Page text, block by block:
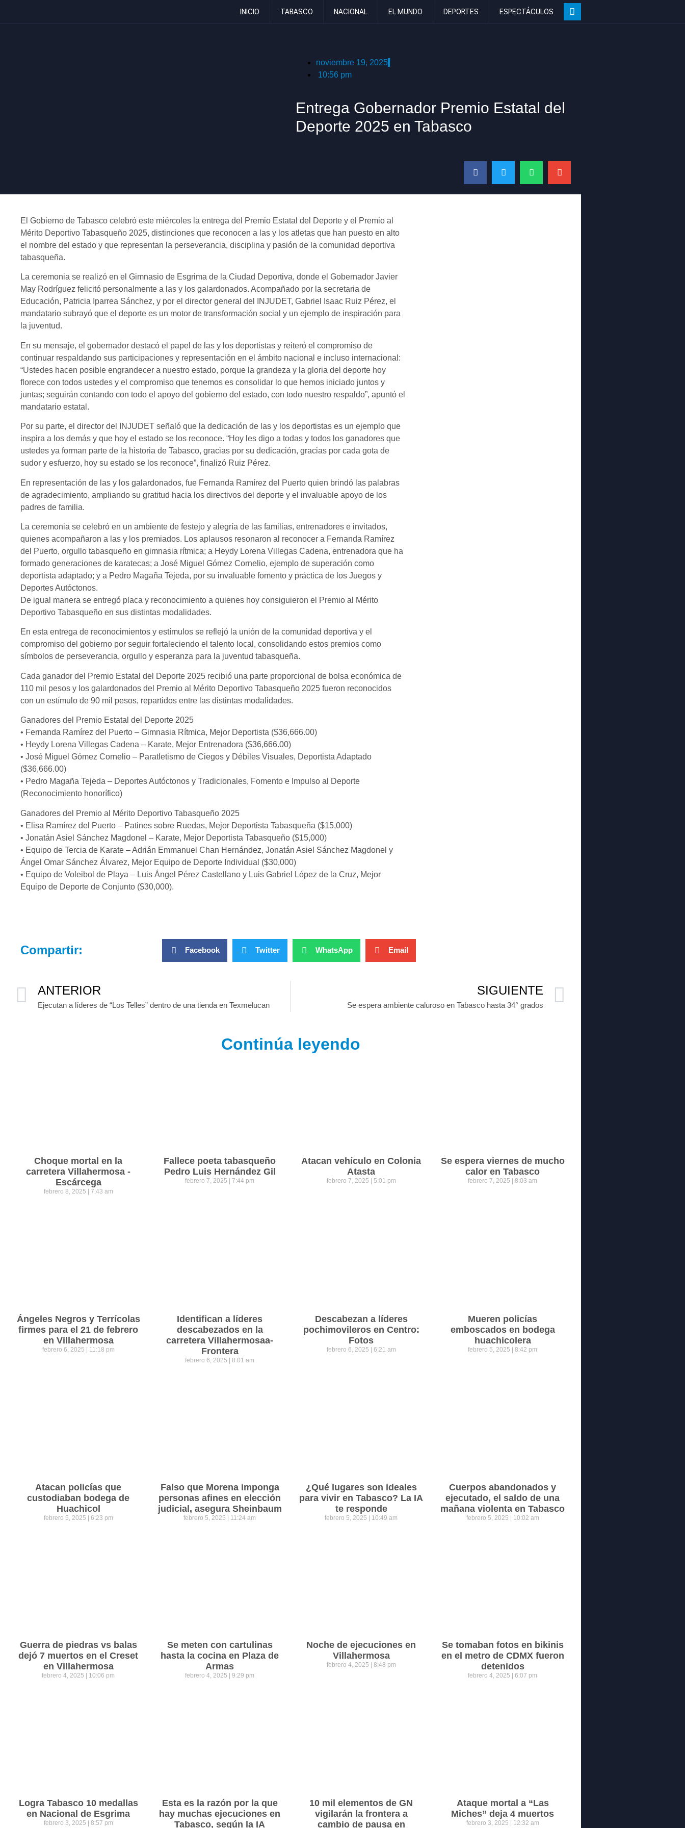
INICIO TABASCO NACIONAL EL MUNDO DEPORTES ESPECTÁCULOS
noviembre 19, 2025
10:56 pm
Entrega Gobernador Premio Estatal del
Deporte 2025 en Tabasco
El Gobierno de Tabasco celebró este miércoles la entrega del Premio Estatal del Deporte y el Premio al
Mérito Deportivo Tabasqueño 2025, distinciones que reconocen a las y los atletas que han puesto en alto
el nombre del estado y que representan la perseverancia, disciplina y pasión de la comunidad deportiva
tabasqueña.
La ceremonia se realizó en el Gimnasio de Esgrima de la Ciudad Deportiva, donde el Gobernador Javier
May Rodríguez felicitó personalmente a las y los galardonados. Acompañado por la secretaria de
Educación, Patricia Iparrea Sánchez, y por el director general del INJUDET, Gabriel Isaac Ruiz Pérez, el
mandatario subrayó que el deporte es un motor de transformación social y un ejemplo de inspiración para
la juventud.
En su mensaje, el gobernador destacó el papel de las y los deportistas y reiteró el compromiso de
continuar respaldando sus participaciones y representación en el ámbito nacional e incluso internacional:
“Ustedes hacen posible engrandecer a nuestro estado, porque la grandeza y la gloria del deporte hoy
florece con todos ustedes y el compromiso que tenemos es consolidar lo que hemos iniciado juntos y
juntas; seguirán contando con todo el apoyo del gobierno del estado, con todo nuestro respaldo”, apuntó el
mandatario estatal.
Por su parte, el director del INJUDET señaló que la dedicación de las y los deportistas es un ejemplo que
inspira a los demás y que hoy el estado se los reconoce. “Hoy les digo a todas y todos los ganadores que
ustedes ya forman parte de la historia de Tabasco, gracias por su dedicación, gracias por cada gota de
sudor y esfuerzo, hoy su estado se los reconoce”, finalizó Ruiz Pérez.
En representación de las y los galardonados, fue Fernanda Ramírez del Puerto quien brindó las palabras
de agradecimiento, ampliando su gratitud hacia los directivos del deporte y el invaluable apoyo de los
padres de familia.
La ceremonia se celebró en un ambiente de festejo y alegría de las familias, entrenadores e invitados,
quienes acompañaron a las y los premiados. Los aplausos resonaron al reconocer a Fernanda Ramírez
del Puerto, orgullo tabasqueño en gimnasia rítmica; a Heydy Lorena Villegas Cadena, entrenadora que ha
formado generaciones de karatecas; a José Miguel Gómez Cornelio, ejemplo de superación como
deportista adaptado; y a Pedro Magaña Tejeda, por su invaluable fomento y práctica de los Juegos y
Deportes Autóctonos.
De igual manera se entregó placa y reconocimiento a quienes hoy consiguieron el Premio al Mérito
Deportivo Tabasqueño en sus distintas modalidades.
En esta entrega de reconocimientos y estímulos se reflejó la unión de la comunidad deportiva y el
compromiso del gobierno por seguir fortaleciendo el talento local, consolidando estos premios como
símbolos de perseverancia, orgullo y esperanza para la juventud tabasqueña.
Cada ganador del Premio Estatal del Deporte 2025 recibió una parte proporcional de bolsa económica de
110 mil pesos y los galardonados del Premio al Mérito Deportivo Tabasqueño 2025 fueron reconocidos
con un estímulo de 90 mil pesos, repartidos entre las distintas modalidades.
Ganadores del Premio Estatal del Deporte 2025
• Fernanda Ramírez del Puerto – Gimnasia Rítmica, Mejor Deportista ($36,666.00)
• Heydy Lorena Villegas Cadena – Karate, Mejor Entrenadora ($36,666.00)
• José Miguel Gómez Cornelio – Paratletismo de Ciegos y Débiles Visuales, Deportista Adaptado
($36,666.00)
• Pedro Magaña Tejeda – Deportes Autóctonos y Tradicionales, Fomento e Impulso al Deporte
(Reconocimiento honorífico)
Ganadores del Premio al Mérito Deportivo Tabasqueño 2025
• Elisa Ramírez del Puerto – Patines sobre Ruedas, Mejor Deportista Tabasqueña ($15,000)
• Jonatán Asiel Sánchez Magdonel – Karate, Mejor Deportista Tabasqueño ($15,000)
• Equipo de Tercia de Karate – Adrián Emmanuel Chan Hernández, Jonatán Asiel Sánchez Magdonel y
Ángel Omar Sánchez Álvarez, Mejor Equipo de Deporte Individual ($30,000)
• Equipo de Voleibol de Playa – Luis Ángel Pérez Castellano y Luis Gabriel López de la Cruz, Mejor
Equipo de Deporte de Conjunto ($30,000).
Compartir: Facebook Twitter WhatsApp Email
ANTERIOR
Ejecutan a líderes de “Los Telles” dentro de una tienda en Texmelucan
SIGUIENTE
Se espera ambiente caluroso en Tabasco hasta 34° grados
Continúa leyendo
Choque mortal en la
carretera Villahermosa -
Escárcega
febrero 8, 2025 7:43 am
Fallece poeta tabasqueño
Pedro Luis Hernández Gil
febrero 7, 2025 7:44 pm
Atacan vehículo en Colonia
Atasta
febrero 7, 2025 5:01 pm
Se espera viernes de mucho
calor en Tabasco
febrero 7, 2025 8:03 am
Ángeles Negros y Terrícolas
firmes para el 21 de febrero
en Villahermosa
febrero 6, 2025 11:18 pm
Identifican a líderes
descabezados en la
carretera Villahermosaa-
Frontera
febrero 6, 2025 8:01 am
Descabezan a líderes
pochimovileros en Centro:
Fotos
febrero 6, 2025 6:21 am
Mueren policías
emboscados en bodega
huachicolera
febrero 5, 2025 8:42 pm
Atacan policías que
custodiaban bodega de
Huachicol
febrero 5, 2025 6:23 pm
Falso que Morena imponga
personas afines en elección
judicial, asegura Sheinbaum
febrero 5, 2025 11:24 am
¿Qué lugares son ideales
para vivir en Tabasco? La IA
te responde
febrero 5, 2025 10:49 am
Cuerpos abandonados y
ejecutado, el saldo de una
mañana violenta en Tabasco
febrero 5, 2025 10:02 am
Guerra de piedras vs balas
dejó 7 muertos en el Creset
en Villahermosa
febrero 4, 2025 10:06 pm
Se meten con cartulinas
hasta la cocina en Plaza de
Armas
febrero 4, 2025 9:29 pm
Noche de ejecuciones en
Villahermosa
febrero 4, 2025 8:48 pm
Se tomaban fotos en bikinis
en el metro de CDMX fueron
detenidos
febrero 4, 2025 6:07 pm
Logra Tabasco 10 medallas
en Nacional de Esgrima
febrero 3, 2025 8:57 pm
Esta es la razón por la que
hay muchas ejecuciones en
Tabasco, según la IA
10 mil elementos de GN
vigilarán la frontera a
cambio de pausa en
Ataque mortal a “Las
Miches” deja 4 muertos
febrero 3, 2025 12:32 am